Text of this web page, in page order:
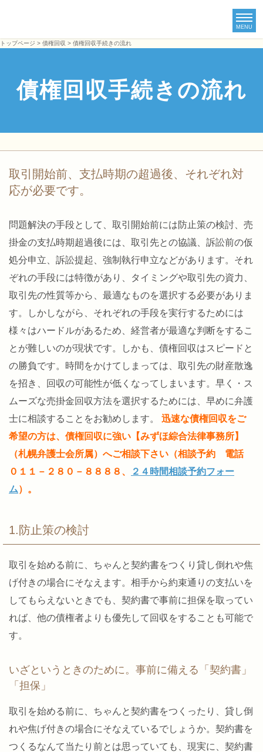
MENU
トップページ > 債権回収 > 債権回収手続きの流れ
債権回収手続きの流れ
取引開始前、支払時期の超過後、それぞれ対
応が必要です。
問題解決の手段として、取引開始前には防止策の検討、売
掛金の支払時期超過後には、取引先との協議、訴訟前の仮
処分申立、訴訟提起、強制執行申立などがあります。それ
ぞれの手段には特徴があり、タイミングや取引先の資力、
取引先の性質等から、最適なものを選択する必要がありま
す。しかしながら、それぞれの手段を実行するためには
様々はハードルがあるため、経営者が最適な判断をするこ
とが難しいのが現状です。しかも、債権回収はスピードと
の勝負です。時間をかけてしまっては、取引先の財産散逸
を招き、回収の可能性が低くなってしまいます。早く・ス
ムーズな売掛金回収方法を選択するためには、早めに弁護
士に相談することをお勧めします。 迅速な債権回収をご
希望の方は、債権回収に強い【みずほ綜合法律事務所】
（札幌弁護士会所属）へご相談下さい（相談予約 電話
０１１－２８０－８８８８、
２４時間相談予約フォー
ム）。
1.防止策の検討
取引を始める前に、ちゃんと契約書をつくり貸し倒れや焦
げ付きの場合にそなえます。相手から約束通りの支払いを
してもらえないときでも、契約書で事前に担保を取ってい
れば、他の債権者よりも優先して回収をすることも可能で
す。
いざというときのために。事前に備える「契約書」
「担保」
取引を始める前に、ちゃんと契約書をつくったり、貸し倒
れや焦げ付きの場合にそなえているでしょうか。契約書を
つくるなんて当たり前とは思っていても、現実に、契約書